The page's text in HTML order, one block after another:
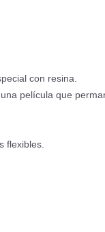
con resina.
película que
flexibles.